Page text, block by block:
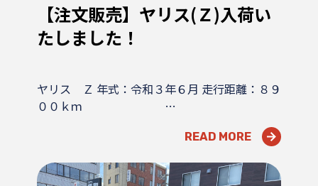
【注文販売】ヤリス(Ｚ)入荷い
たしました！
ヤリス Ｚ 年式：令和３年６月 走行距離：８９
００ｋｍ …
READ MORE